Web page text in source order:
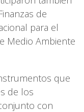
de
para el
Medio Ambiente
que
de los
con